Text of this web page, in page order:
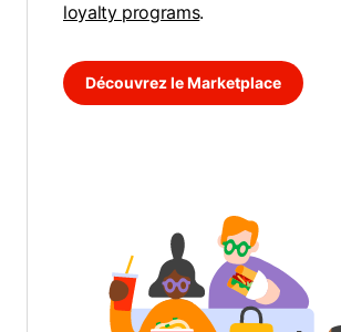
loyalty programs.
Découvrez le Marketplace